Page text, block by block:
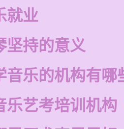
就业
坚持的意义
音乐的机构有哪
乐艺考培训机构